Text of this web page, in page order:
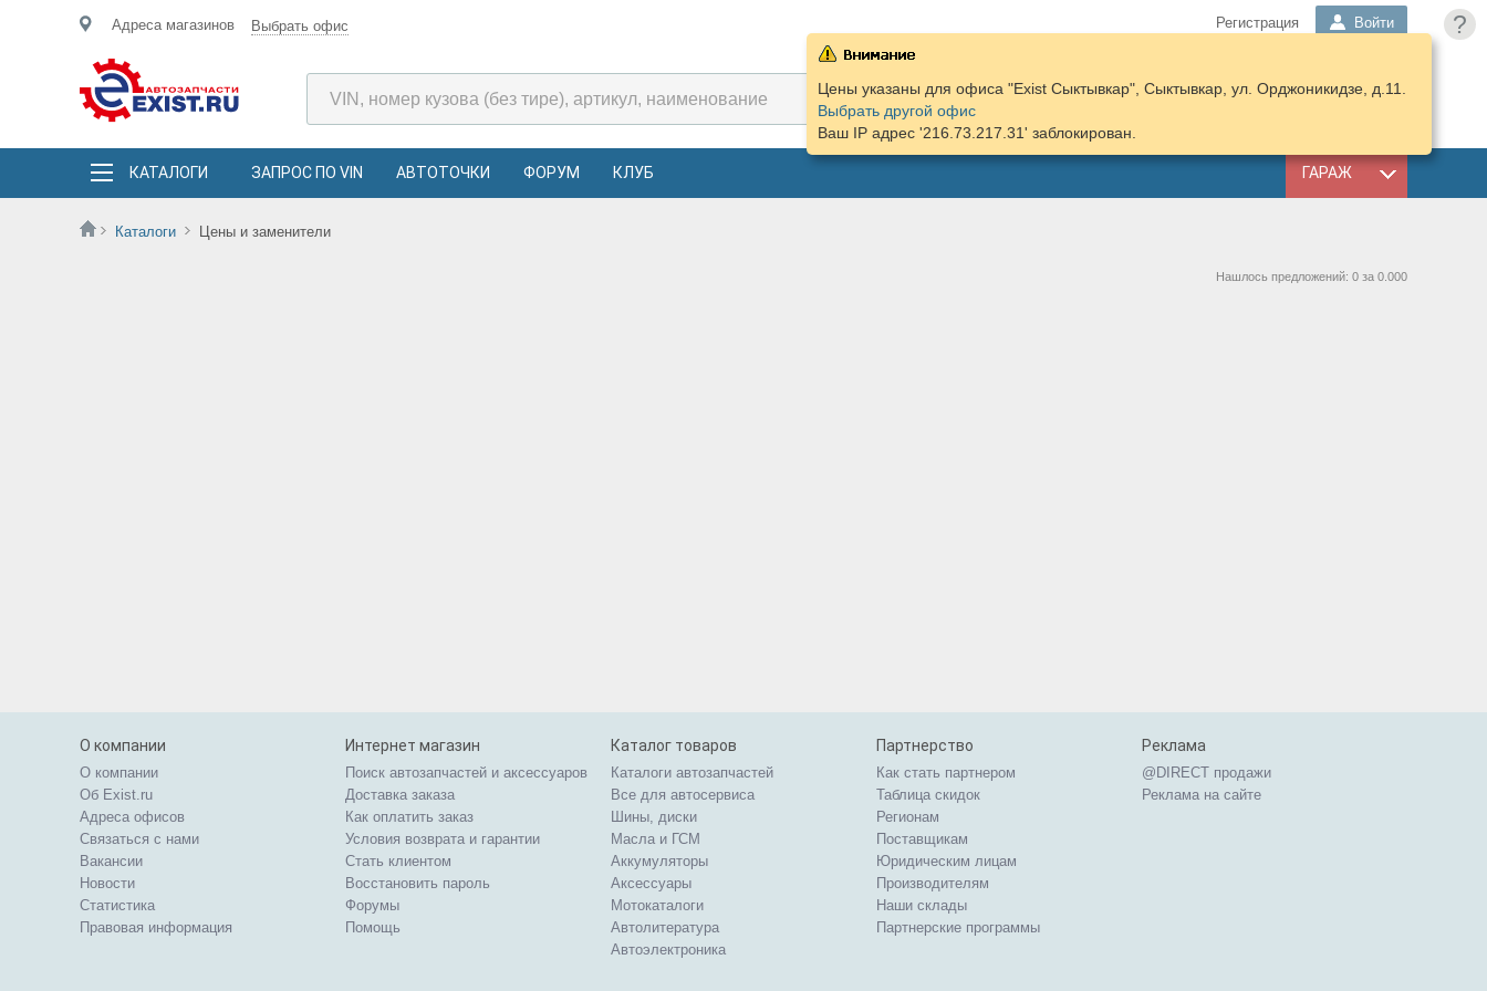
?
Адреса магазинов Выбрать офис Регистрация Войти
КОРЗИНА
ПОДОБРАТЬ
КАТАЛОГИ ЗАПРОС ПО VIN АВТОТОЧКИ ФОРУМ КЛУБ ГАРАЖ
Каталоги Цены и заменители
Цены указаны для офиса "Exist Сыктывкар", Сыктывкар, ул. Орджоникидзе, д.11.
Выбрать другой офис
Ваш IP адрес '216.73.217.31' заблокирован.
Нашлось предложений: 0 за 0.000
О компании
О компании
Об Exist.ru
Адреса офисов
Связаться с нами
Вакансии
Новости
Статистика
Правовая информация
Интернет магазин
Поиск автозапчастей и аксессуаров
Доставка заказа
Как оплатить заказ
Условия возврата и гарантии
Стать клиентом
Восстановить пароль
Форумы
Помощь
Каталог товаров
Каталоги автозапчастей
Все для автосервиса
Шины, диски
Масла и ГСМ
Аккумуляторы
Аксессуары
Мотокаталоги
Автолитература
Автоэлектроника
Партнерство
Как стать партнером
Таблица скидок
Регионам
Поставщикам
Юридическим лицам
Производителям
Наши склады
Партнерские программы
Реклама
@DIRECT продажи
Реклама на сайте